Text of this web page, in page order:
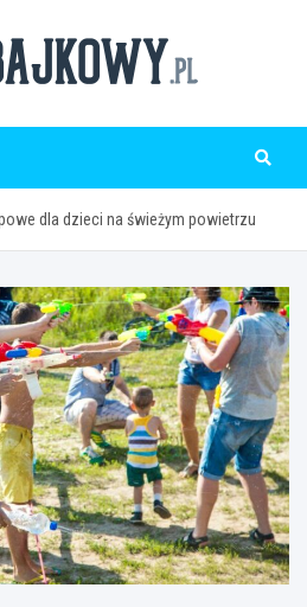
dla dzieci na świeżym powietrzu